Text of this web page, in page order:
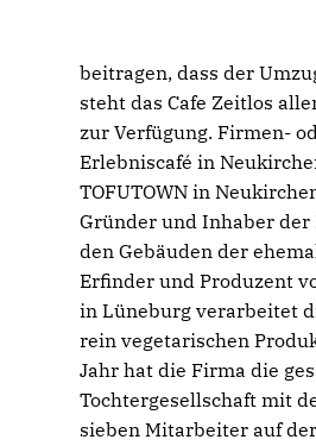
beitragen, dass der
steht das Cafe Zeitlos
zur Verfügung. Firmen-
Erlebniscafé in
TOFUTOWN in
Gründer und Inhaber der
den Gebäuden der
Erfinder und Produzent
in Lüneburg verarbeitet
rein vegetarischen
Jahr hat die Firma die
Tochtergesellschaft mit
sieben Mitarbeiter auf